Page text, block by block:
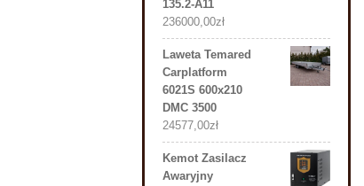
135.2-A11
236000,00zł
Laweta Temared
Carplatform
6021S 600x210
DMC 3500
24577,00zł
Kemot Zasilacz
Awaryjny